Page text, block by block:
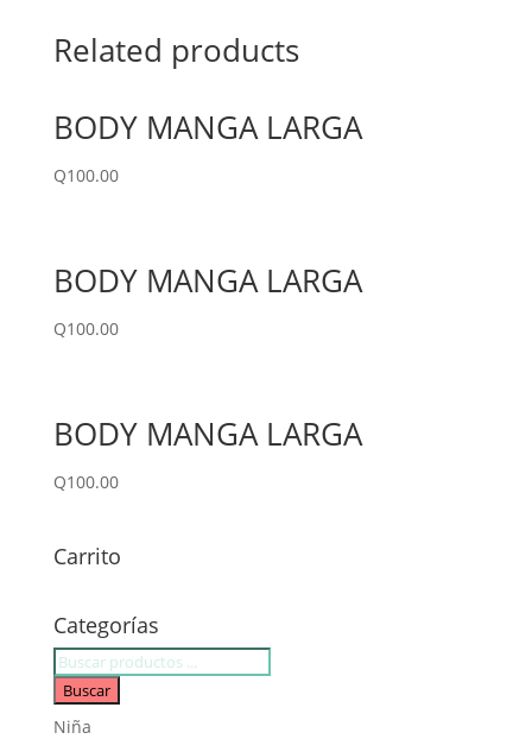
Related products
BODY MANGA LARGA
Q100.00
BODY MANGA LARGA
Q100.00
BODY MANGA LARGA
Q100.00
Carrito
Categorías
Búsqueda
de
Buscar
Niña